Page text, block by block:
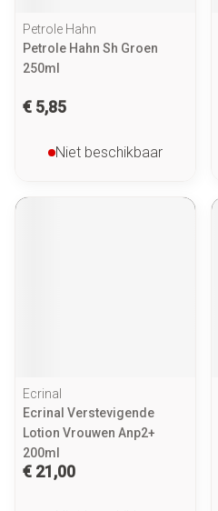
Petrole Hahn
Petrole Hahn Sh Groen
250ml
€ 5,85
Niet beschikbaar
Ecrinal
Ecrinal Verstevigende
Lotion Vrouwen Anp2+
200ml
€ 21,00